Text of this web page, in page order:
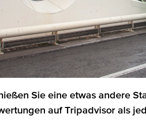
Sie eine etwas andere
auf Tripadvisor als